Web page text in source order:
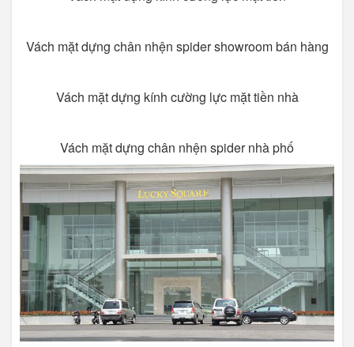
Vách mặt dựng chân nhện spider showroom bán hàng
Vách mặt dựng kính cường lực mặt tiền nhà
Vách mặt dựng chân nhện spider nhà phố